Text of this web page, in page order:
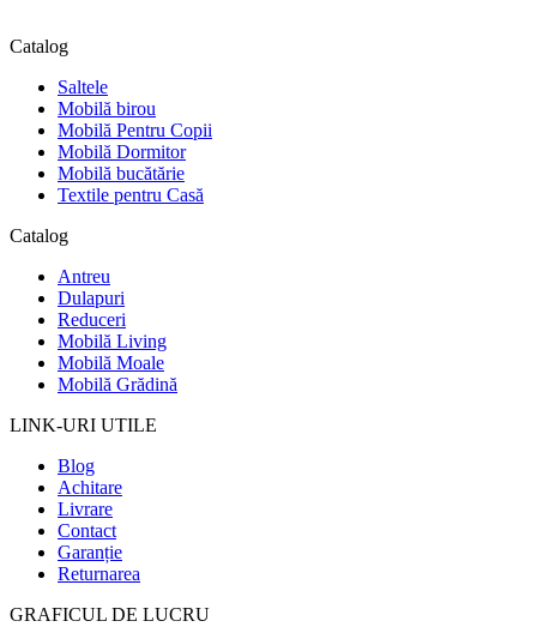
Catalog
Saltele
Mobilă birou
Mobilă Pentru Copii
Mobilă Dormitor
Mobilă bucătărie
Textile pentru Casă
Catalog
Antreu
Dulapuri
Reduceri
Mobilă Living
Mobilă Moale
Mobilă Grădină
LINK-URI UTILE
Blog
Achitare
Livrare
Contact
Garanție
Returnarea
GRAFICUL DE LUCRU